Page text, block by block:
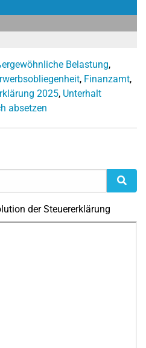
Belastung,
, Finanzamt,
2025, Unterhalt
absetzen
der Steuererklärung